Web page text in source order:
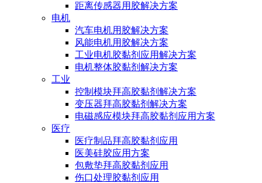
距离传感器用胶解决方案
电机
汽车电机用胶解决方案
风能电机用胶解决方案
工业电机胶黏剂应用解决方案
电机整体胶黏剂解决方案
工业
控制模块拜高胶黏剂解决方案
变压器拜高胶黏剂解决方案
电磁感应模块拜高胶黏剂应用方案
医疗
医疗制品拜高胶黏剂应用
医美硅胶应用方案
包敷垫拜高胶黏剂应用
伤口处理胶黏剂应用